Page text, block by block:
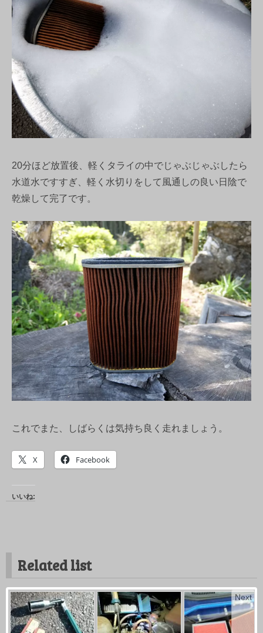
20分ほど放置後、軽くタライの中でじゃぶじゃぶしたら
水道水ですすぎ、軽く水切りをして風通しの良い日陰で
乾燥して完了です。
これでまた、しばらくは気持ち良く走れましょう。
X Facebook
いいね:
Related list
Next